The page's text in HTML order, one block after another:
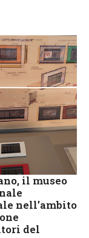
il museo
nell’ambito
del